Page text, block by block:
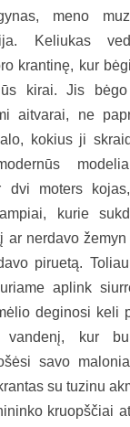
meno
Keliukas
krantinę, kur
kirai. Jis
aitvarai, ne
kokius ji
dvi moters
kurie
ar nerdavo
piruetą.
aplink
deginosi keli
kur
savo
su tuzinu
kruopščiai